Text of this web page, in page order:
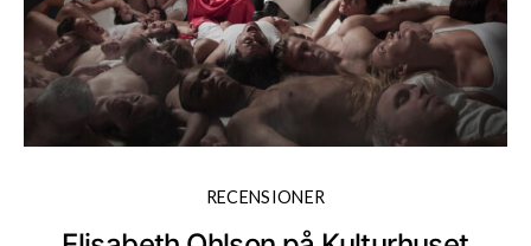
RECENSIONER